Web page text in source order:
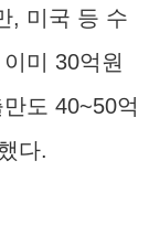
, 미국 등 수
미 30억원
도 40~50억
다.